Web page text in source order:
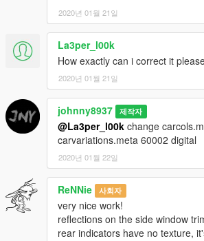
2020년 01월 21일
La3per_l00k
How exactly can i correct it
2020년 01월 21일
johnny8937 제작자
@La3per_l00k change
carvariations.meta 60002 digital
2020년 01월 22일
ReNNie 사회자
very nice work!
reflections on the side window
rear indicators have no texture,